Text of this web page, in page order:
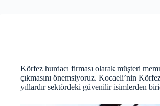
Körfez hurdacı firması olarak müşteri
çıkmasını önemsiyoruz. Kocaeli’nin
yıllardır sektördeki güvenilir isimlerden